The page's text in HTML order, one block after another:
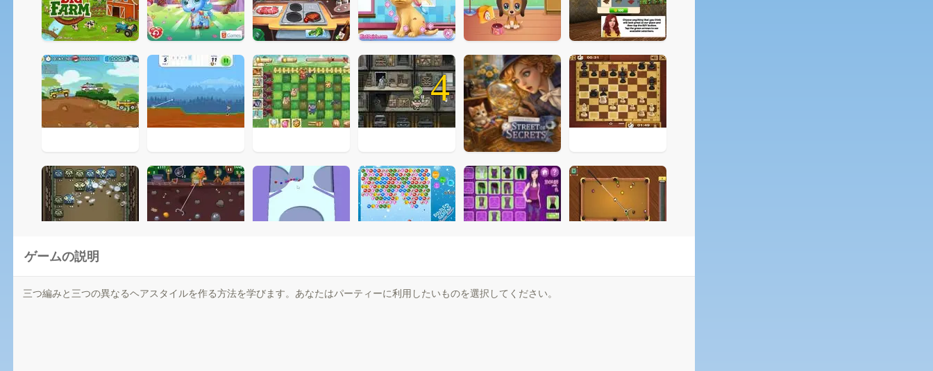
4
ゲームの説明
三つ編みと三つの異なるヘアスタイルを作る方法を学びます。あなたはパーティーに利用したいものを選択してください。